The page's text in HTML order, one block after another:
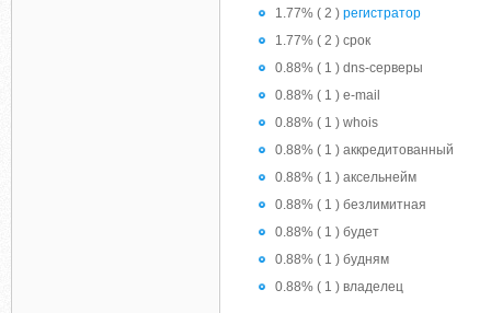
1.77% ( 2 ) регистратор
1.77% ( 2 ) срок
0.88% ( 1 ) dns-серверы
0.88% ( 1 ) e-mail
0.88% ( 1 ) whois
0.88% ( 1 ) аккредитованный
0.88% ( 1 ) аксельнейм
0.88% ( 1 ) безлимитная
0.88% ( 1 ) будет
0.88% ( 1 ) будням
0.88% ( 1 ) владелец